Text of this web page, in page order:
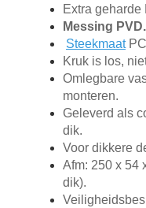
Extra geharde
Messing PVD.
SteekmaatPC
Kruk is los,
Omlegbare
monteren.
Geleverd als
dik.
Voor dikkere
Afm: 250 x 54
dik).